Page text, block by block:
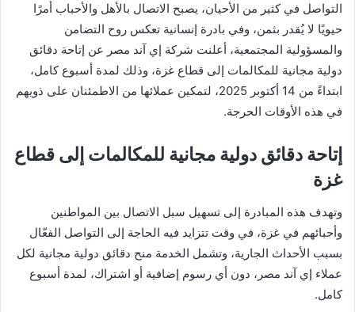
التواصل في كثير من الأحيان، يصبح الاتصال بالأهل والأحباب أمرًا
حيويًا لا يُقدر بثمن، وفي بادرة إنسانية تعكس روح التضامن
والمسؤولية المجتمعية، أعلنت شركة إي آند مصر عن إتاحة دقائق
دولية مجانية للمكالمات إلى قطاع غزة، وذلك لمدة أسبوع كامل،
ابتداءً من 14 أكتوبر 2025، لتمكين عملائها من الاطمئنان على ذويهم
في هذه الأوقات الحرجة.
إتاحة دقائق دولية مجانية للمكالمات إلى قطاع
غزة
وتهدف هذه المبادرة إلى تسهيل سبل الاتصال بين المواطنين
وأحبائهم في غزة، في وقت تتزايد فيه الحاجة إلى التواصل الفعّال
بسبب الأحداث الجارية، وتشمل الخدمة منح دقائق دولية مجانية لكل
عملاء إي آند مصر، دون أي رسوم إضافية أو اشتراك، لمدة أسبوع
كامل.